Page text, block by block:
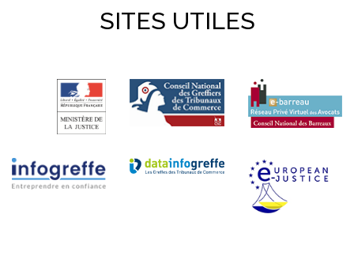
SITES UTILES